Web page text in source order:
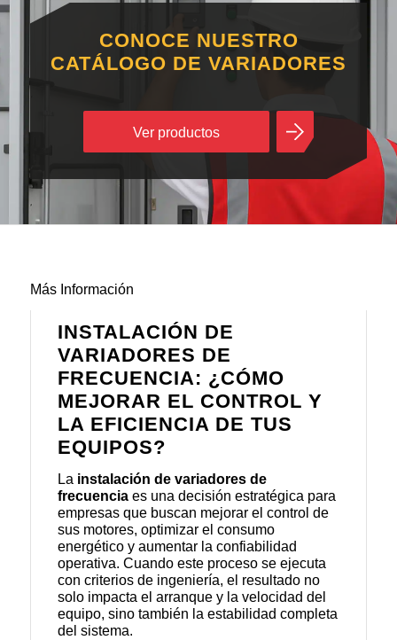
CONOCE NUESTRO
CATÁLOGO DE VARIADORES
Ver productos
Más Información
INSTALACIÓN DE
VARIADORES DE
FRECUENCIA: ¿CÓMO
MEJORAR EL CONTROL Y
LA EFICIENCIA DE TUS
EQUIPOS?
La instalación de variadores de
frecuenciaes una decisión estratégica para
empresas que buscan mejorar el control de
sus motores, optimizar el consumo
energético y aumentar la confiabilidad
operativa. Cuando este proceso se ejecuta
con criterios de ingeniería, el resultado no
solo impacta el arranque y la velocidad del
equipo, sino también la estabilidad completa
del sistema.